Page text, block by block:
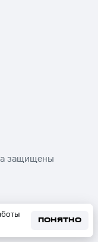
ПОНЯТНО
защищены